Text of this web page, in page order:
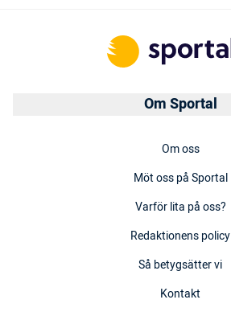
Om Sportal
Om oss
Möt oss på Sportal
Varför lita på oss?
Redaktionens policy
Så betygsätter vi
Kontakt